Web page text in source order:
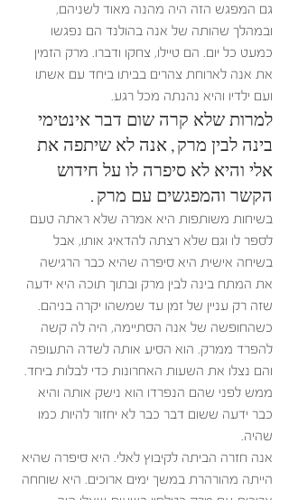
גם המפגש הזה היה מהנה מאוד לשניהם,
ובמהלך שהותה של אנה בהולנד הם נפגשו
כמעט כל יום. הם טיילו, צחקו ודברו. מרק הזמין
את אנה לארוחת צהרים בביתו ביחד עם אשתו
ועם ילדיו והיא נהנתה מכל רגע.
למרות שלא קרה שום דבר אינטימי
בינה לבין מרק, אנה לא שיתפה את
אלי והיא לא סיפרה לו על חידוש
הקשר והמפגשים עם מרק.
בשיחות משותפות היא אמרה שלא ראתה טעם
לספר לו וגם שלא רצתה להדאיג אותו, אבל
בשיחה אישית היא סיפרה שהיא כבר הרגישה
את המתח בינה לבין מרק ובתוך תוכה היא ידעה
שזה רק עניין של זמן עד שמשהו יקרה בניהם.
כשהחופשה של אנה הסתיימה, היה לה קשה
להפרד ממרק. הוא הסיע אותה לשדה התעופה
והם נצלו את השעות האחרונות כדי לבלות ביחד.
ממש לפני שהם הנפרדו הוא נישק אותה והיא
כבר ידעה ששום דבר כבר לא יחזור להיות כמו
שהיה.
אנה חזרה הביתה לקיבוץ לאלי. היא סיפרה שהיא
הייתה מהורהרת במשך ימים ארוכים. היא שוחחה